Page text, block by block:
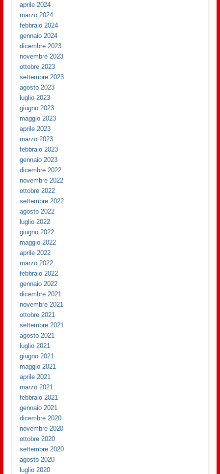
aprile 2024
marzo 2024
febbraio 2024
gennaio 2024
dicembre 2023
novembre 2023
ottobre 2023
settembre 2023
agosto 2023
luglio 2023
giugno 2023
maggio 2023
aprile 2023
marzo 2023
febbraio 2023
gennaio 2023
dicembre 2022
novembre 2022
ottobre 2022
settembre 2022
agosto 2022
luglio 2022
giugno 2022
maggio 2022
aprile 2022
marzo 2022
febbraio 2022
gennaio 2022
dicembre 2021
novembre 2021
ottobre 2021
settembre 2021
agosto 2021
luglio 2021
giugno 2021
maggio 2021
aprile 2021
marzo 2021
febbraio 2021
gennaio 2021
dicembre 2020
novembre 2020
ottobre 2020
settembre 2020
agosto 2020
luglio 2020